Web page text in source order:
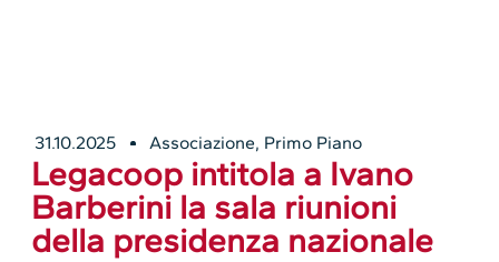
31.10.2025 Associazione, Primo Piano
Legacoop intitola a Ivano
Barberini la sala riunioni
della presidenza nazionale